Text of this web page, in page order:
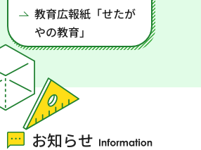
教育広報紙「せたが
やの教育」
お知らせ